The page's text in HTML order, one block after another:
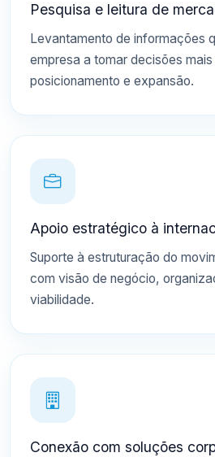
Pesquisa e leitura de
Levantamento de informações
empresa a tomar decisões
posicionamento e expansão.
Apoio estratégico à
Suporte à estruturação do
com visão de negócio,
viabilidade.
Conexão com soluções